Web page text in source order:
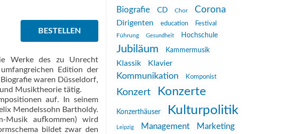
BESTELLEN
Werke des zu Unrecht
Edition der
waren Düsseldorf,
Musiktheorie tätig.
auf. In seinem
Mendelssohn Bartholdy.
Musik aufkommen) wird
bildet zwar den
Biografie CD Chor Corona
Dirigenten education
Festival
Führung
Gesundheit Hochschule
Jubiläum Kammermusik
Klassik Klavier
Kommunikation Komponist
Konzert Konzerte
Konzerthäuser Kulturpolitik
Leipzig Management Marketing